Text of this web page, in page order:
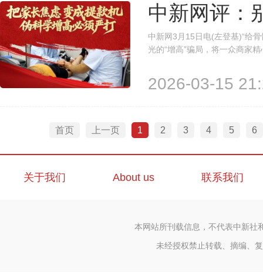
中新网评：
中新网3月15日电(左登基)“给骨
光的“增高”骗局，将一众商家
2026-03-15
首页 上一页 1 2 3 4 5 6
关于我们 About us 联系我们
本网站所刊载信息，不代表中新社
未经授权禁止转载、摘编、